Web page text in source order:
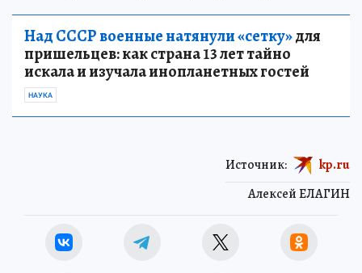
Над СССР военные натянули «сетку»для
пришельцев: как страна 13 лет тайно
искала и изучала инопланетных гостей
НАУКА
Алексей ЕЛАГИН
Источник: kp.ru